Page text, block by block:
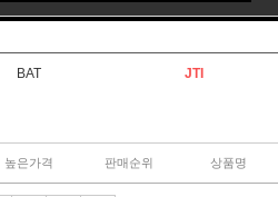
BAT JTI
높은가격 판매순위 상품명